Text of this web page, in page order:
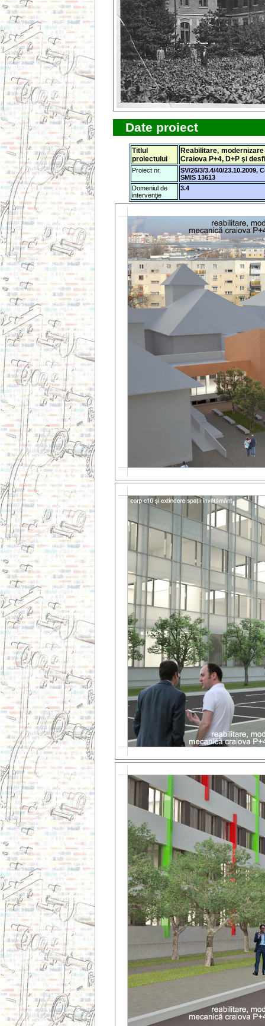
Date proiect
Titlul
proiectului
Reabilitare,
Craiova P+4, D+P şi
Proiect nr.
SV/26/3/3.4/40/23.10.2009,
SMIS 13613
Domeniul de
intervenţie
3.4